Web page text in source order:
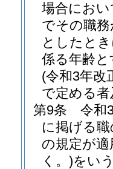
場合にお
でその職
としたと
係る年齢
(令和3年改
で定める
第9条
令和
に掲げる
の規定が
く。)をい